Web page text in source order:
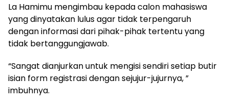
La Hamimu mengimbau kepada calon mahasiswa
yang dinyatakan lulus agar tidak terpengaruh
dengan informasi dari pihak-pihak tertentu yang
tidak bertanggungjawab.
“Sangat dianjurkan untuk mengisi sendiri setiap butir
isian form registrasi dengan sejujur-jujurnya, ”
imbuhnya.